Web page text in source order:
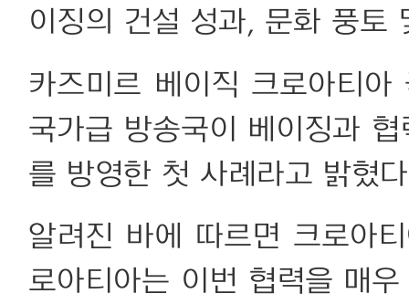
이징의 건설 성과, 문화 풍토
카즈미르 베이직 크로아티
국가급 방송국이 베이징과
를 방영한 첫 사례라고 밝혔
알려진 바에 따르면 크로아
로아티아는 이번 협력을 매